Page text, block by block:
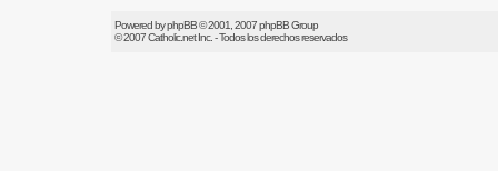
Powered byphpBB© 2001, 2007 phpBB Group
© 2007Catholic.netInc. - Todos los derechos reservados